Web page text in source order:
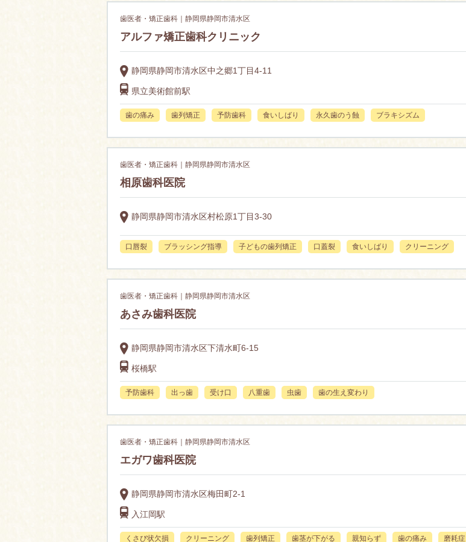
歯医者・矯正歯科｜静岡県静岡市清水区
アルファ矯正歯科クリニック
静岡県静岡市清水区中之郷1丁目4-11
県立美術館前駅
歯の痛み 歯列矯正 予防歯科 食いしばり 永久歯のう蝕 ブラキシズム
歯医者・矯正歯科｜静岡県静岡市清水区
相原歯科医院
静岡県静岡市清水区村松原1丁目3-30
口唇裂 ブラッシング指導 子どもの歯列矯正 口蓋裂 食いしばり クリーニング
歯医者・矯正歯科｜静岡県静岡市清水区
あさみ歯科医院
静岡県静岡市清水区下清水町6-15
桜橋駅
予防歯科 出っ歯 受け口 八重歯 虫歯 歯の生え変わり
歯医者・矯正歯科｜静岡県静岡市清水区
エガワ歯科医院
静岡県静岡市清水区梅田町2-1
入江岡駅
くさび状欠損 クリーニング 歯列矯正 歯茎が下がる 親知らず 歯の痛み 磨耗症